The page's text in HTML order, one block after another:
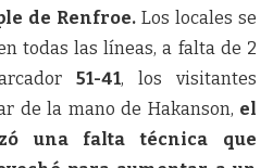
de Renfroe. Los locales se
todas las líneas, a falta de 2
51-41, los visitantes
de la mano de Hakanson, el
una falta técnica que